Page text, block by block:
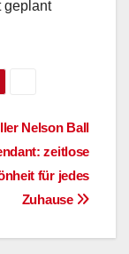
geplant
Nelson Ball
zeitlose
für jedes
Zuhause